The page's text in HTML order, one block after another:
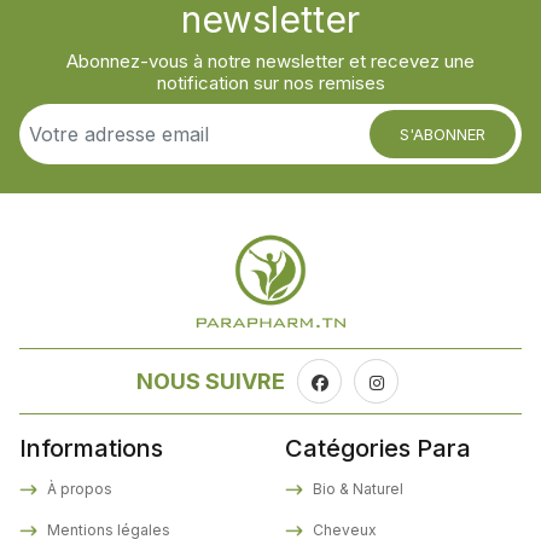
newsletter
Abonnez-vous à notre newsletter et recevez une
notification sur nos remises
S'ABONNER
NOUS SUIVRE
Informations
À propos
Mentions légales
Catégories Para
Bio & Naturel
Cheveux